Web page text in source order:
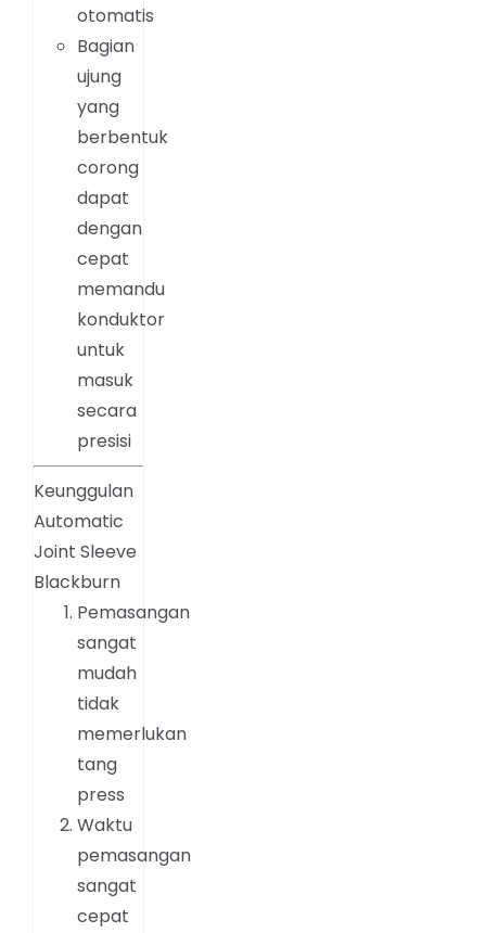
otomatis
Bagian
ujung
yang
berbentuk
corong
dapat
dengan
cepat
memandu
konduktor
untuk
masuk
secara
presisi
Keunggulan
Automatic
Joint Sleeve
Blackburn
Pemasangan
sangat
mudah
tidak
memerlukan
tang
press
Waktu
pemasangan
sangat
cepat